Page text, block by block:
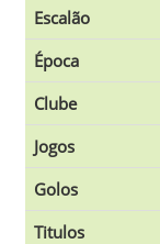
Escalão
Época
Clube
Jogos
Golos
Titulos